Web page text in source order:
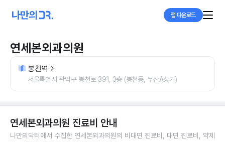
앱 다운로드
연세본외과의원
봉천역
서울특별시 관악구 봉천로 391, 3층 (봉천동, 두산A상가)
연세본외과의원 진료비 안내
나만의닥터에서 수집한 연세본외과의원의 비대면 진료비, 대면 진료비, 약제